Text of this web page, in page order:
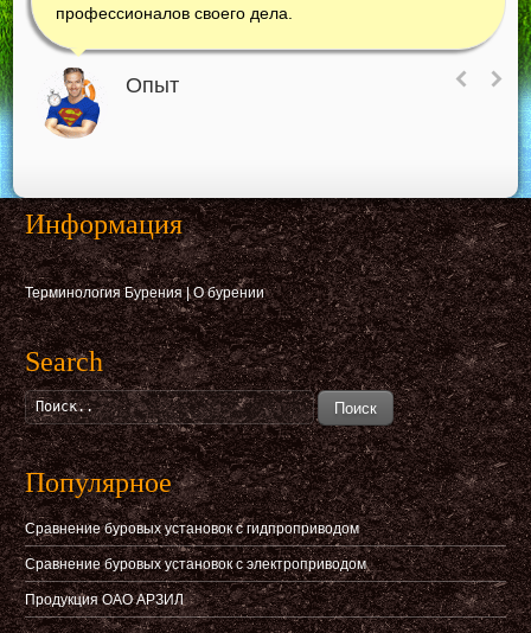
профессионалов своего дела.
Опыт
Информация
Терминология Бурения|О бурении
Search
Поиск
Популярное
Сравнение буровых установок с гидпроприводом
Сравнение буровых установок с электроприводом
Продукция ОАО АРЗИЛ